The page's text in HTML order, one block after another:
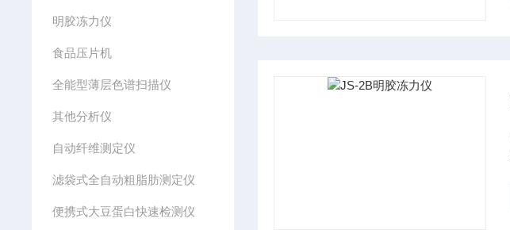
明胶冻力仪
食品压片机
全能型薄层色谱扫描仪
其他分析仪
自动纤维测定仪
滤袋式全自动粗脂肪测定仪
便携式大豆蛋白快速检测仪